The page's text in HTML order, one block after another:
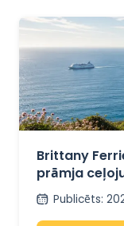
Brittany
prāmja
atpakaļ
Publicēts: